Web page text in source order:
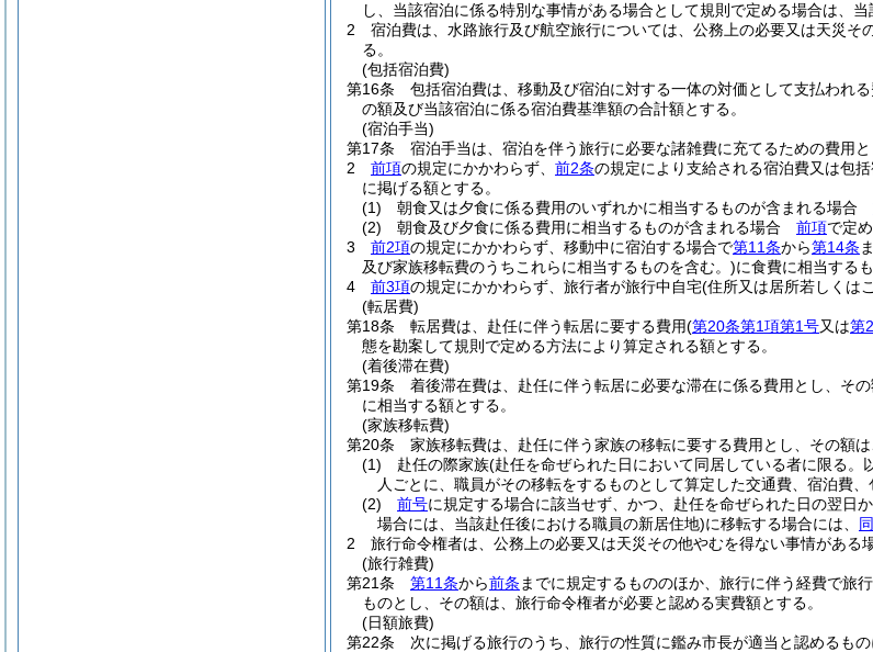
し、当該宿泊に係る特別な事情がある場合として規則で定める場合は、当
2
宿泊費は、水路旅行及び航空旅行については、公務上の必要又は天災
る。
(包括宿泊費)
第16条
包括宿泊費は、移動及び宿泊に対する一体の対価として支払われ
の額及び当該宿泊に係る宿泊費基準額の合計額とする。
(宿泊手当)
第17条
宿泊手当は、宿泊を伴う旅行に必要な諸雑費に充てるための費用
2
前項の規定にかかわらず、 前2条の規定により支給される宿泊費又は包
に掲げる額とする。
(1)
朝食又は夕食に係る費用のいずれかに相当するものが含まれる場合
(2)
朝食及び夕食に係る費用に相当するものが含まれる場合 前項で定
3
前2項の規定にかかわらず、移動中に宿泊する場合で第11条から第14条
及び家族移転費のうちこれらに相当するものを含む。)に食費に相当する
4
前3項の規定にかかわらず、旅行者が旅行中自宅(住所又は居所若しくは
(転居費)
第18条
転居費は、赴任に伴う転居に要する費用(第20条第1項第1号又は第
態を勘案して規則で定める方法により算定される額とする。
(着後滞在費)
第19条
着後滞在費は、赴任に伴う転居に必要な滞在に係る費用とし、そ
に相当する額とする。
(家族移転費)
第20条
家族移転費は、赴任に伴う家族の移転に要する費用とし、その額は
(1)
赴任の際家族(赴任を命ぜられた日において同居している者に限る。
人ごとに、職員がその移転をするものとして算定した交通費、宿泊費
(2)
前号に規定する場合に該当せず、かつ、赴任を命ぜられた日の翌日
場合には、当該赴任後における職員の新居住地)に移転する場合には、
2
旅行命令権者は、公務上の必要又は天災その他やむを得ない事情がある
(旅行雑費)
第21条
第11条から前条 までに規定するもののほか、旅行に伴う経費で旅
ものとし、その額は、旅行命令権者が必要と認める実費額とする。
(日額旅費)
第22条
次に掲げる旅行のうち、旅行の性質に鑑み市長が適当と認めるも